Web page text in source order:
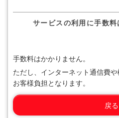
サービスの利用に手数料
手数料はかかりません。
ただし、インターネット通信費
お客様負担となります。
戻る